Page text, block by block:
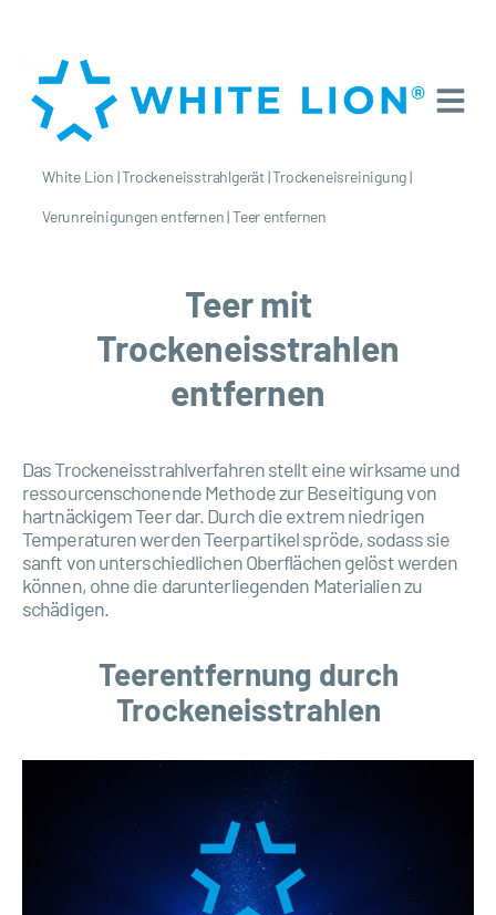
White Lion |Trockeneisstrahlgerät|Trockeneisreinigung|
Verunreinigungen entfernen|Teer entfernen
Teer mit
Trockeneisstrahlen
entfernen
Das Trockeneisstrahlverfahren stellt eine wirksame und
ressourcenschonende Methode zur Beseitigung von
hartnäckigem Teer dar. Durch die extrem niedrigen
Temperaturen werden Teerpartikel spröde, sodass sie
sanft von unterschiedlichen Oberflächen gelöst werden
können, ohne die darunterliegenden Materialien zu
schädigen.
Teerentfernung durch
Trockeneisstrahlen